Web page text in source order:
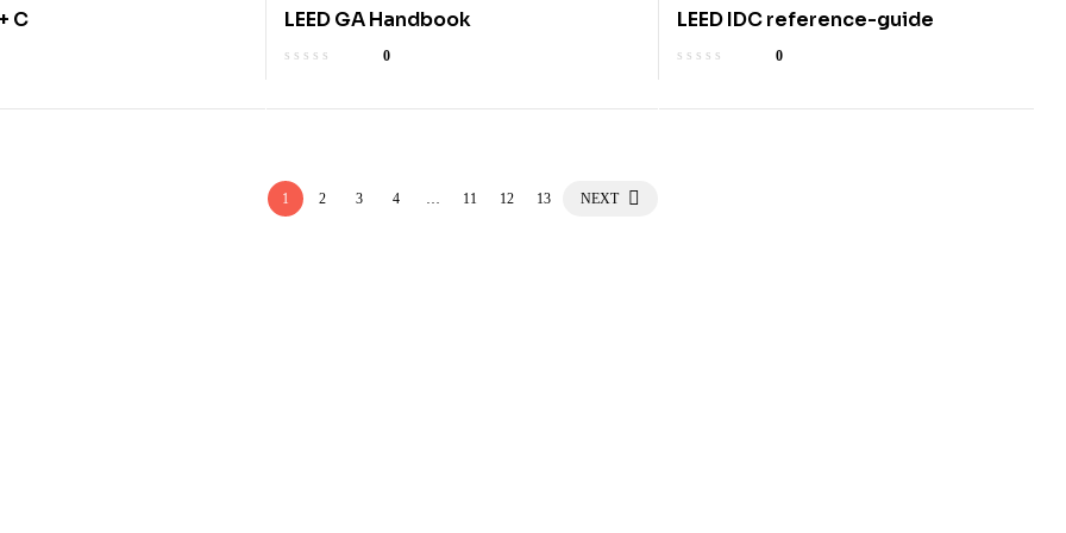
C LEED GA Handbook
0
LEED IDC reference-guide
0
1 2 3 4 … 11 12 13 NEXT